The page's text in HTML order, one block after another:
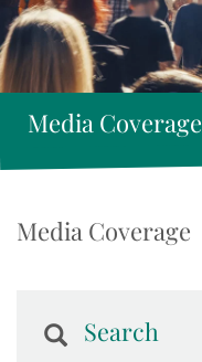
Media Coverage
Media Coverage
Search